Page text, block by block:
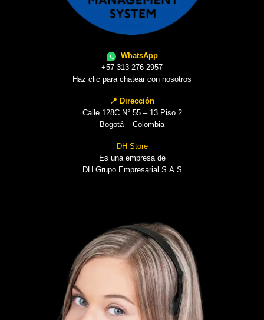
WhatsApp
+57 313 276 2957
Haz clic para chatear con nosotros
📍 Dirección
Calle 128C N° 55 – 13 Piso 2
Bogotá – Colombia
DH Store
Es una empresa de
DH Grupo Empresarial S.A.S